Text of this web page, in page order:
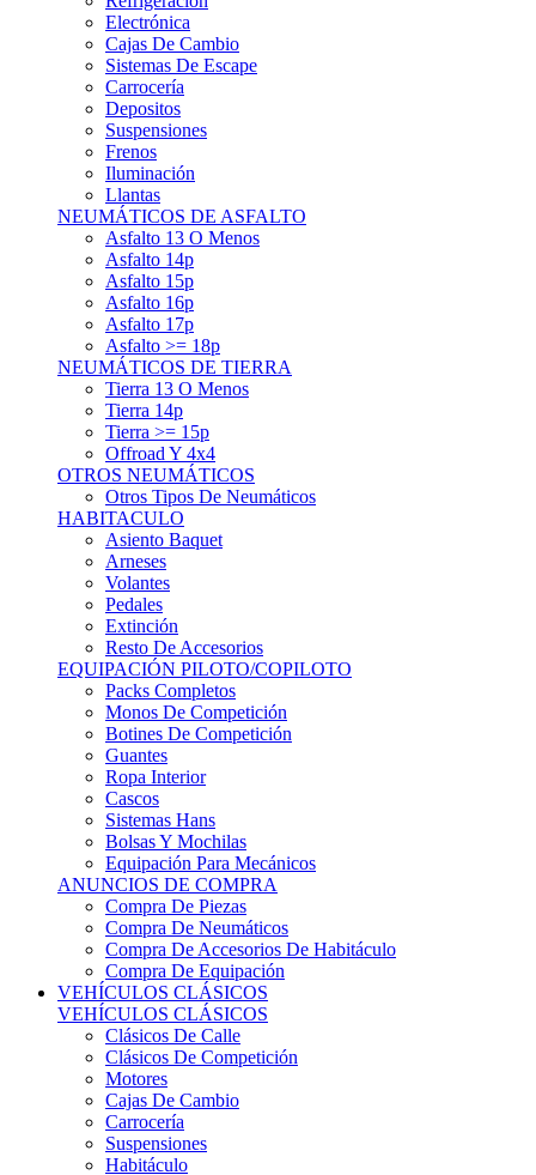
Electrónica
Cajas De Cambio
Sistemas De Escape
Carrocería
Depositos
Suspensiones
Frenos
Iluminación
Llantas
NEUMÁTICOS DE ASFALTO
Asfalto 13 O Menos
Asfalto 14p
Asfalto 15p
Asfalto 16p
Asfalto 17p
Asfalto >= 18p
NEUMÁTICOS DE TIERRA
Tierra 13 O Menos
Tierra 14p
Tierra >= 15p
Offroad Y 4x4
OTROS NEUMÁTICOS
Otros Tipos De Neumáticos
HABITACULO
Asiento Baquet
Arneses
Volantes
Pedales
Extinción
Resto De Accesorios
EQUIPACIÓN PILOTO/COPILOTO
Packs Completos
Monos De Competición
Botines De Competición
Guantes
Ropa Interior
Cascos
Sistemas Hans
Bolsas Y Mochilas
Equipación Para Mecánicos
ANUNCIOS DE COMPRA
Compra De Piezas
Compra De Neumáticos
Compra De Accesorios De Habitáculo
Compra De Equipación
VEHÍCULOS CLÁSICOS
VEHÍCULOS CLÁSICOS
Clásicos De Calle
Clásicos De Competición
Motores
Cajas De Cambio
Carrocería
Suspensiones
Habitáculo